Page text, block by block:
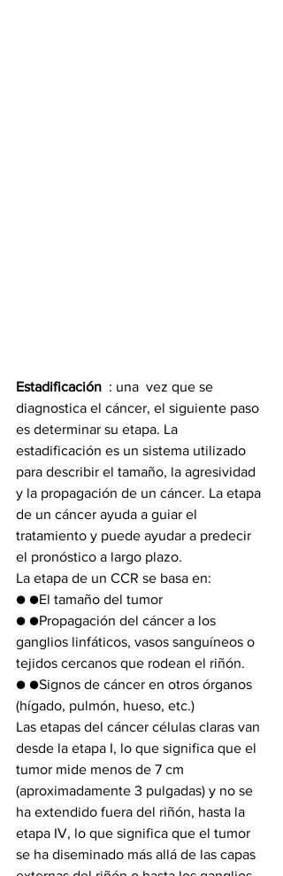
Estadificación : una  vez que se
diagnostica el cáncer, el siguiente paso
es determinar su etapa. La
estadificación es un sistema utilizado
para describir el tamaño, la agresividad
y la propagación de un cáncer. La etapa
de un cáncer ayuda a guiar el
tratamiento y puede ayudar a predecir
el pronóstico a largo plazo.
La etapa de un CCR se basa en:
● ●El tamaño del tumor
● ●Propagación del cáncer a los
ganglios linfáticos, vasos sanguíneos o
tejidos cercanos que rodean el riñón.
● ●Signos de cáncer en otros órganos
(hígado, pulmón, hueso, etc.)
Las etapas del cáncer células claras van
desde la etapa I, lo que significa que el
tumor mide menos de 7 cm
(aproximadamente 3 pulgadas) y no se
ha extendido fuera del riñón, hasta la
etapa IV, lo que significa que el tumor
se ha diseminado más allá de las capas